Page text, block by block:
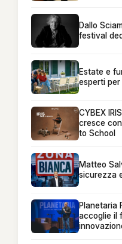
Dallo
festival
Estate e
esperti
CYBEX
cresce
to School
Matteo
sicurezza
Planetaria
accoglie il